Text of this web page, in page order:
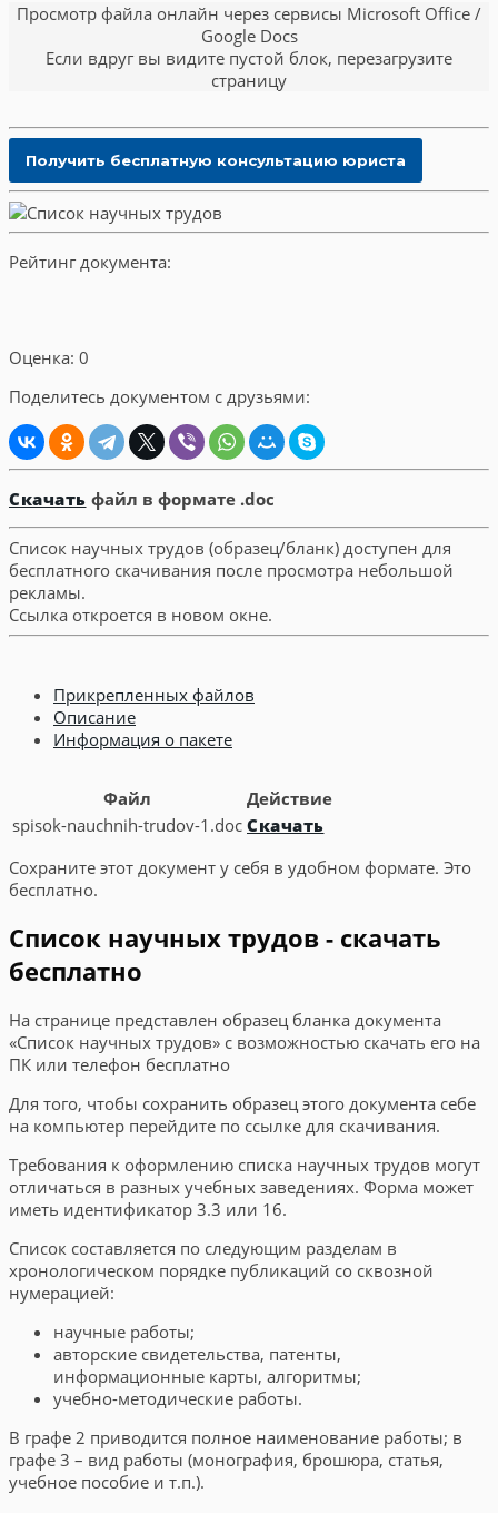
Просмотр файла онлайн через сервисы Microsoft Office /
Google Docs
Если вдруг вы видите пустой блок, перезагрузите
страницу
Рейтинг документа:
Оценка: 0
Поделитесь документом с друзьями:
Скачать файл в формате .doc
Список научных трудов (образец/бланк) доступен для
бесплатного скачивания после просмотра небольшой
рекламы.
Ссылка откроется в новом окне.
Прикрепленных файлов
Описание
Информация о пакете
Файл
Действие
spisok-nauchnih-trudov-1.doc Скачать
Сохраните этот документ у себя в удобном формате. Это
бесплатно.
Список научных трудов - скачать
бесплатно
На странице представлен образец бланка документа
«Список научных трудов» с возможностью скачать его на
ПК или телефон бесплатно
Для того, чтобы сохранить образец этого документа себе
на компьютер перейдите по ссылке для скачивания.
Требования к оформлению списка научных трудов могут
отличаться в разных учебных заведениях. Форма может
иметь идентификатор 3.3 или 16.
Список составляется по следующим разделам в
хронологическом порядке публикаций со сквозной
нумерацией:
научные работы;
авторские свидетельства, патенты,
информационные карты, алгоритмы;
учебно-методические работы.
В графе 2 приводится полное наименование работы; в
графе 3 – вид работы (монография, брошюра, статья,
учебное пособие и т.п.).